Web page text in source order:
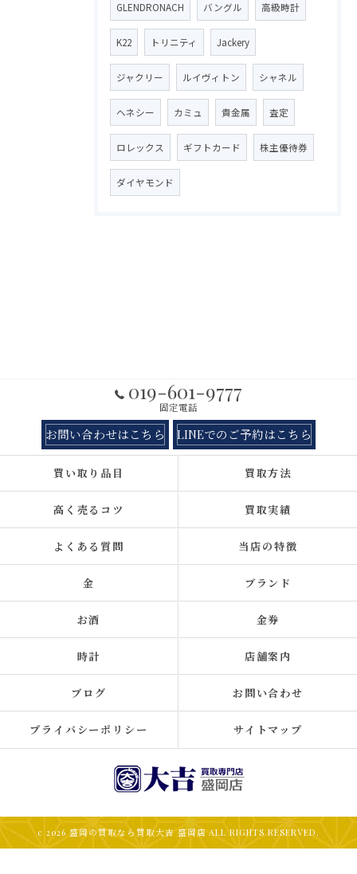
GLENDRONACH バングル 高級時計
K22 トリニティ Jackery
ジャクリー ルイヴィトン シャネル
ヘネシー カミュ 貴金属 査定
ロレックス ギフトカード 株主優待券
ダイヤモンド
019-601-9777
固定電話
お問い合わせはこちら LINEでのご予約はこちら
買い取り品目 買取方法
高く売るコツ 買取実績
よくある質問 当店の特徴
金 ブランド
お酒 金券
時計 店舗案内
ブログ お問い合わせ
プライバシーポリシー サイトマップ
c 2026 盛岡の買取なら買取大吉 盛岡店 ALL RIGHTS RESERVED.